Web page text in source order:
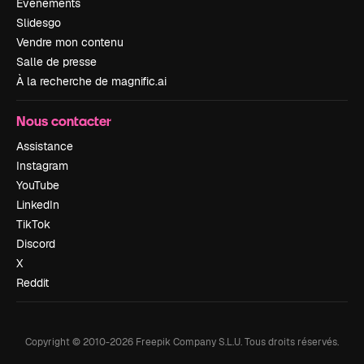
Événements
Slidesgo
Vendre mon contenu
Salle de presse
À la recherche de magnific.ai
Nous contacter
Assistance
Instagram
YouTube
LinkedIn
TikTok
Discord
X
Reddit
Copyright © 2010-2026 Freepik Company S.L.U.Tous droits réservés.